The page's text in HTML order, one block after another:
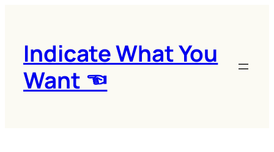
Indicate What You
Want ☜